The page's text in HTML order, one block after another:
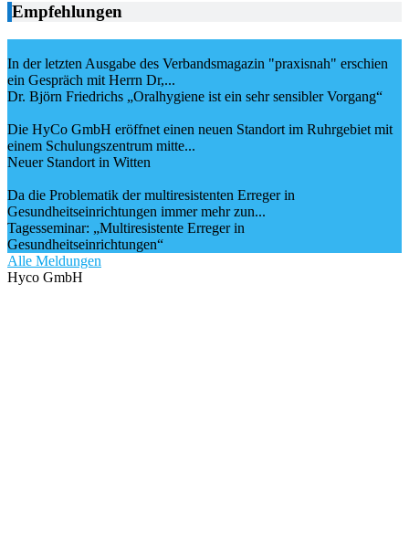
Empfehlungen
In der letzten Ausgabe des Verbandsmagazin "praxisnah" erschien
ein Gespräch mit Herrn Dr,...
Dr. Björn Friedrichs „Oralhygiene ist ein sehr sensibler Vorgang“
Die HyCo GmbH eröffnet einen neuen Standort im Ruhrgebiet mit
einem Schulungszentrum mitte...
Neuer Standort in Witten
Da die Problematik der multiresistenten Erreger in
Gesundheitseinrichtungen immer mehr zun...
Tagesseminar: „Multiresistente Erreger in
Gesundheitseinrichtungen“
Alle Meldungen
Hyco GmbH